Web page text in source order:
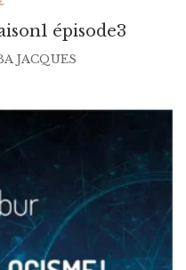
épisode3
JACQUES